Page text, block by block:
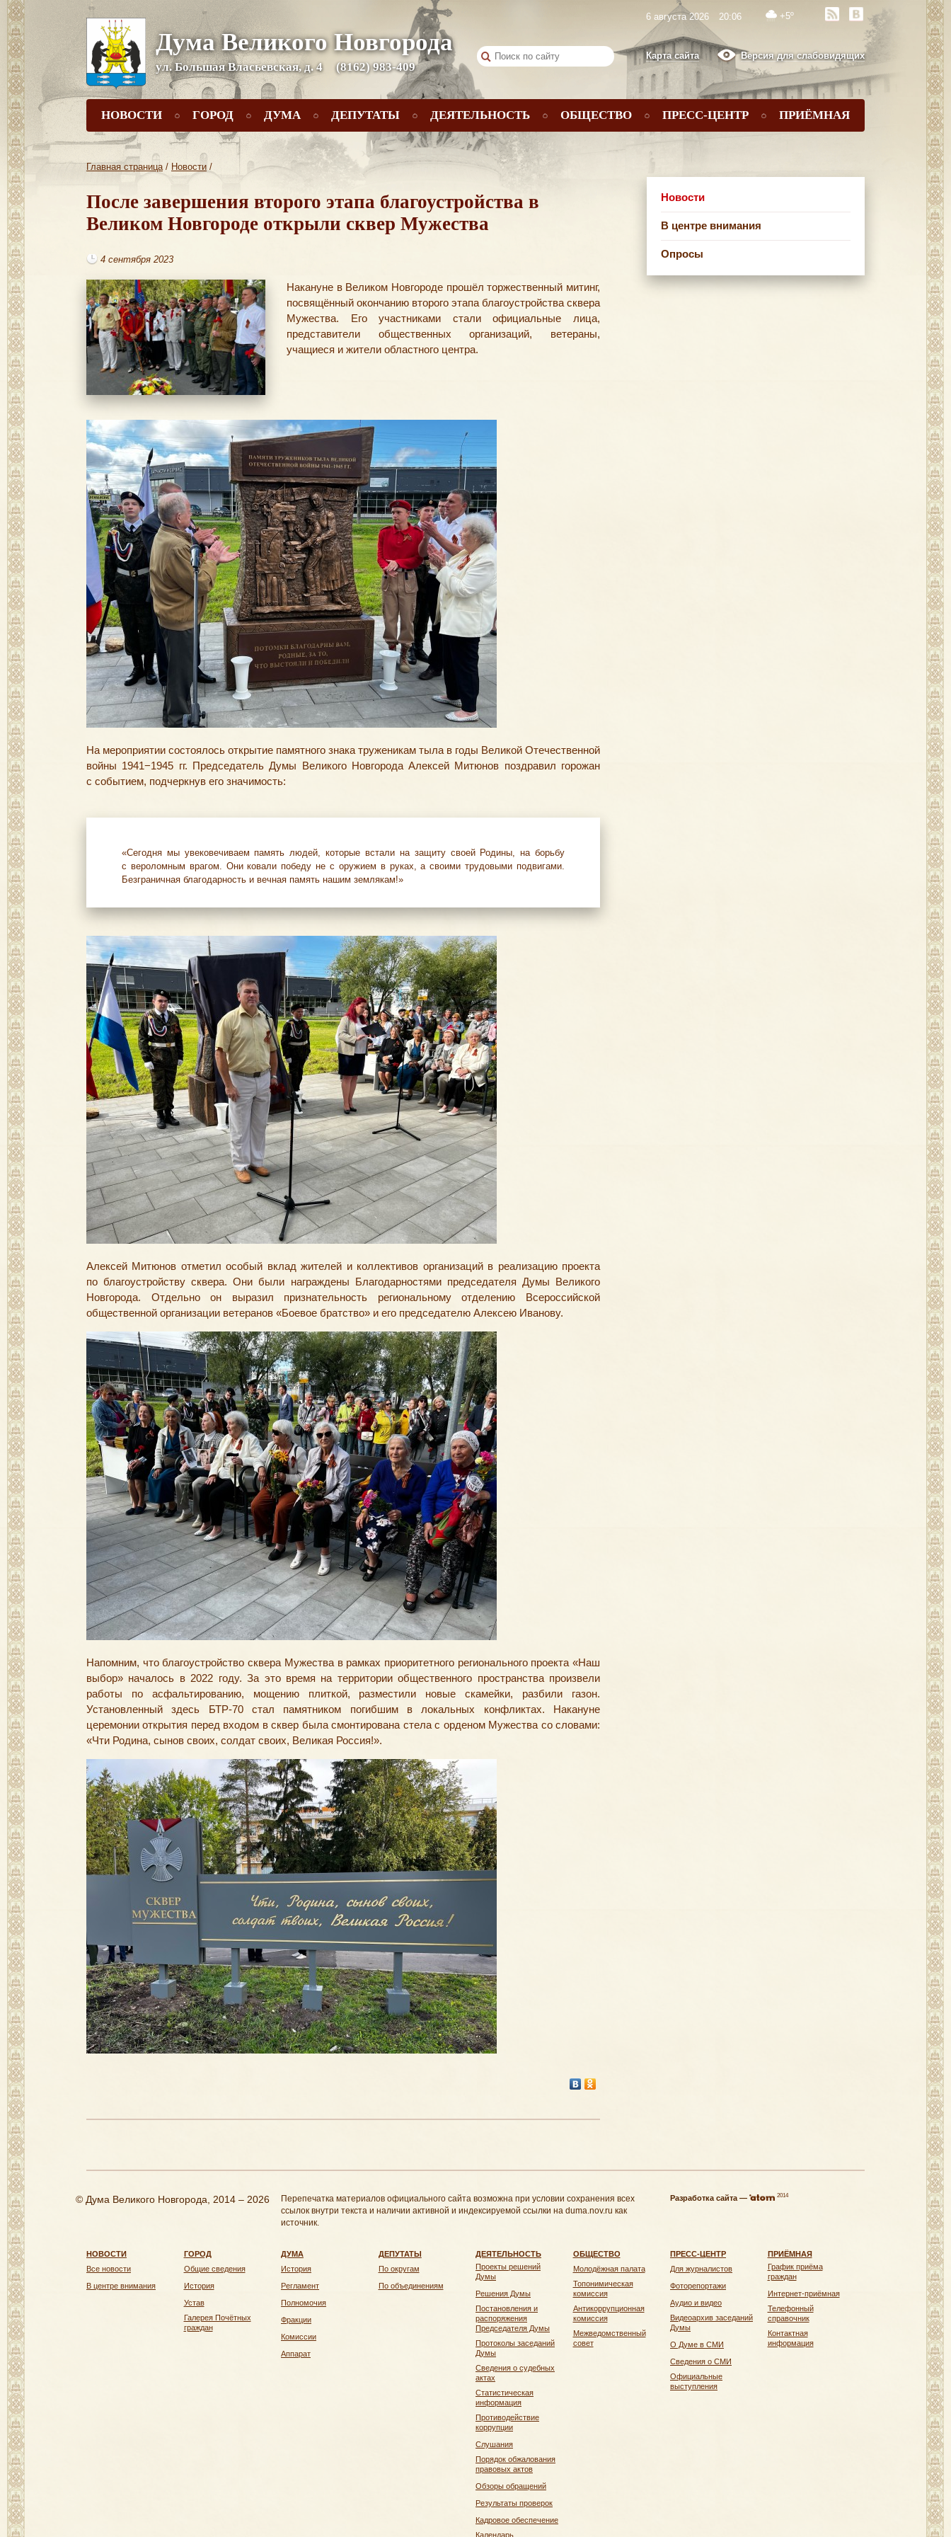
Дума Великого Новгорода
ул. Большая Власьевская, д. 4 (8162) 983-409
Карта сайта Версия для слабовидящих
6 августа 2026 20:06 +5º
НОВОСТИ ГОРОД ДУМА ДЕПУТАТЫ ДЕЯТЕЛЬНОСТЬ ОБЩЕСТВО ПРЕСС-ЦЕНТР ПРИЁМНАЯ
Главная страница/ Новости /
После завершения второго этапа благоустройства в
Великом Новгороде открыли сквер Мужества
4 сентября 2023
Накануне в Великом Новгороде прошёл торжественный митинг,
посвящённый окончанию второго этапа благоустройства сквера
Мужества. Его участниками стали официальные лица,
представители общественных организаций, ветераны,
учащиеся и жители областного центра.
На мероприятии состоялось открытие памятного знака труженикам тыла в годы Великой Отечественной
войны 1941−1945 гг. Председатель Думы Великого Новгорода Алексей Митюнов поздравил горожан
с событием, подчеркнув его значимость:
«Сегодня мы увековечиваем память людей, которые встали на защиту своей Родины, на борьбу
с вероломным врагом. Они ковали победу не с оружием в руках, а своими трудовыми подвигами.
Безграничная благодарность и вечная память нашим землякам!»
Алексей Митюнов отметил особый вклад жителей и коллективов организаций в реализацию проекта
по благоустройству сквера. Они были награждены Благодарностями председателя Думы Великого
Новгорода. Отдельно он выразил признательность региональному отделению Всероссийской
общественной организации ветеранов «Боевое братство» и его председателю Алексею Иванову.
Напомним, что благоустройство сквера Мужества в рамках приоритетного регионального проекта «Наш
выбор» началось в 2022 году. За это время на территории общественного пространства произвели
работы по асфальтированию, мощению плиткой, разместили новые скамейки,
разбили газон.
Установленный здесь БТР-70 стал памятником погибшим в локальных конфликтах. Накануне
церемонии открытия перед входом в сквер была смонтирована стела с орденом Мужества со словами:
«Чти Родина, сынов своих, солдат своих, Великая Россия!».
Новости
В центре внимания
Опросы
© Дума Великого Новгорода, 2014 – 2026
Перепечатка материалов официального сайта возможна при условии сохранения всех
ссылок внутри текста и наличии активной и индексируемой ссылки на duma.nov.ru как
источник.
Разработка сайта — 2014
НОВОСТИ
Все новости
В центре внимания
ГОРОД
Общие сведения
История
Устав
Галерея Почётных
граждан
ДУМА
История
Регламент
Полномочия
Фракции
Комиссии
Аппарат
ДЕПУТАТЫ
По округам
По объединениям
ДЕЯТЕЛЬНОСТЬ
Проекты решений
Думы
Решения Думы
Постановления и
распоряжения
Председателя Думы
Протоколы заседаний
Думы
Сведения о судебных
актах
Статистическая
информация
Противодействие
коррупции
Слушания
Порядок обжалования
правовых актов
Обзоры обращений
Результаты проверок
Кадровое обеспечение
Календарь
ОБЩЕСТВО
Молодёжная палата
Топонимическая
комиссия
Антикоррупционная
комиссия
Межведомственный
совет
ПРЕСС-ЦЕНТР
Для журналистов
Фоторепортажи
Аудио и видео
Видеоархив заседаний
Думы
О Думе в СМИ
Сведения о СМИ
Официальные
выступления
ПРИЁМНАЯ
График приёма
граждан
Интернет-приёмная
Телефонный
справочник
Контактная
информация